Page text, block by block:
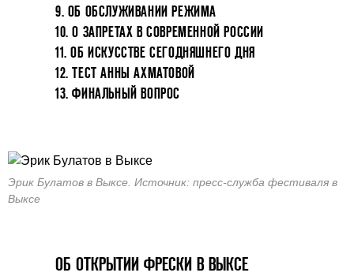
9. ОБ ОБСЛУЖИВАНИИ РЕЖИМА
10. О ЗАПРЕТАХ В СОВРЕМЕННОЙ РОССИИ
11. ОБ ИСКУССТВЕ СЕГОДНЯШНЕГО ДНЯ
12. ТЕСТ АННЫ АХМАТОВОЙ
13. ФИНАЛЬНЫЙ ВОПРОС
Эрик Булатов в Выксе. Источник: пресс-служба фестиваля в
Выксе
ОБ ОТКРЫТИИ ФРЕСКИ В ВЫКСЕ